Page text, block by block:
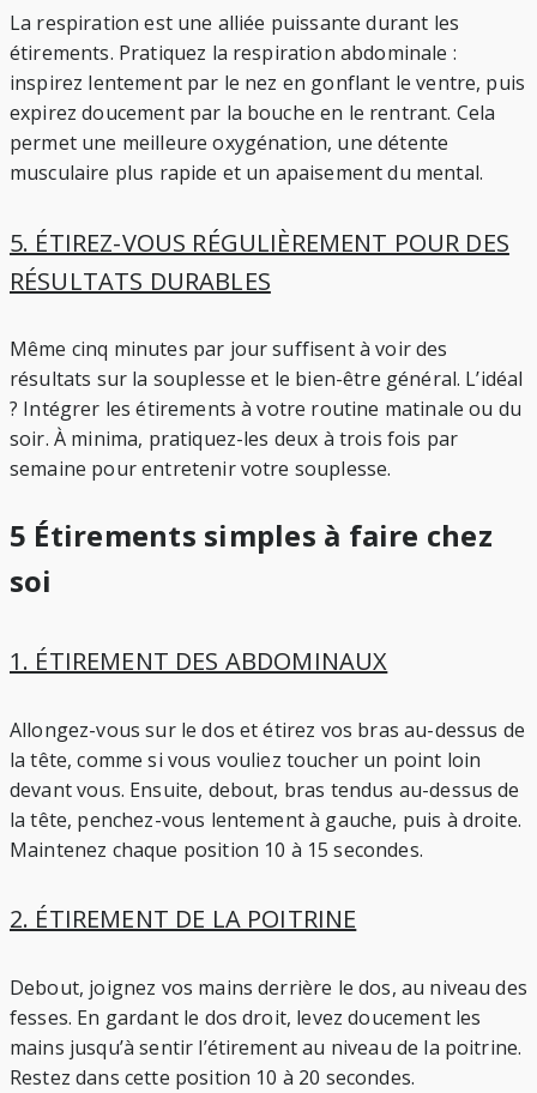
La respiration est une alliée puissante durant les
étirements. Pratiquez la respiration abdominale :
inspirez lentement par le nez en gonflant le ventre, puis
expirez doucement par la bouche en le rentrant. Cela
permet une meilleure oxygénation, une détente
musculaire plus rapide et un apaisement du mental.
5. ÉTIREZ-VOUS RÉGULIÈREMENT POUR DES
RÉSULTATS DURABLES
Même cinq minutes par jour suffisent à voir des
résultats sur la souplesse et le bien-être général. L’idéal
? Intégrer les étirements à votre routine matinale ou du
soir. À minima, pratiquez-les deux à trois fois par
semaine pour entretenir votre souplesse.
5 Étirements simples à faire chez
soi
1. ÉTIREMENT DES ABDOMINAUX
Allongez-vous sur le dos et étirez vos bras au-dessus de
la tête, comme si vous vouliez toucher un point loin
devant vous. Ensuite, debout, bras tendus au-dessus de
la tête, penchez-vous lentement à gauche, puis à droite.
Maintenez chaque position 10 à 15 secondes.
2. ÉTIREMENT DE LA POITRINE
Debout, joignez vos mains derrière le dos, au niveau des
fesses. En gardant le dos droit, levez doucement les
mains jusqu’à sentir l’étirement au niveau de la poitrine.
Restez dans cette position 10 à 20 secondes.